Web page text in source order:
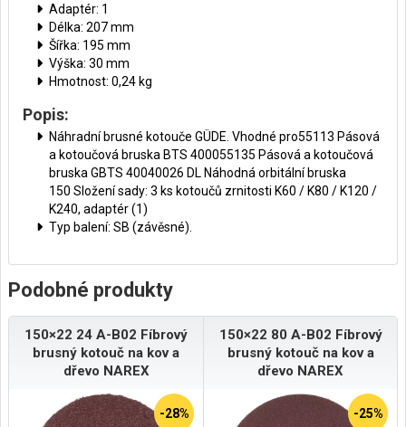
Adaptér: 1
Délka: 207 mm
Šířka: 195 mm
Výška: 30 mm
Hmotnost: 0,24 kg
Popis:
Náhradní brusné kotouče GÜDE. Vhodné pro55113 Pásová
a kotoučová bruska BTS 400055135 Pásová a kotoučová
bruska GBTS 40040026 DL Náhodná orbitální bruska
150 Složení sady: 3 ks kotoučů zrnitosti K60 / K80 / K120 /
K240, adaptér (1)
Typ balení: SB (závěsné).
Podobné produkty
150×22 24 A-B02 Fíbrový
brusný kotouč na kov a
dřevo NAREX
-28%
150×22 80 A-B02 Fíbrový
brusný kotouč na kov a
dřevo NAREX
-25%